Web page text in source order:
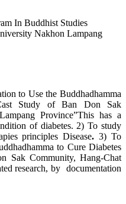
In Buddhist Studies
Nakhon Lampang
Use the Buddhadhamma
Study of Ban Don Sak
Province”This has a
of diabetes. 2) To study
principles Disease.3) To
to Cure Diabetes
Sak Community, Hang-Chat
research, by documentation